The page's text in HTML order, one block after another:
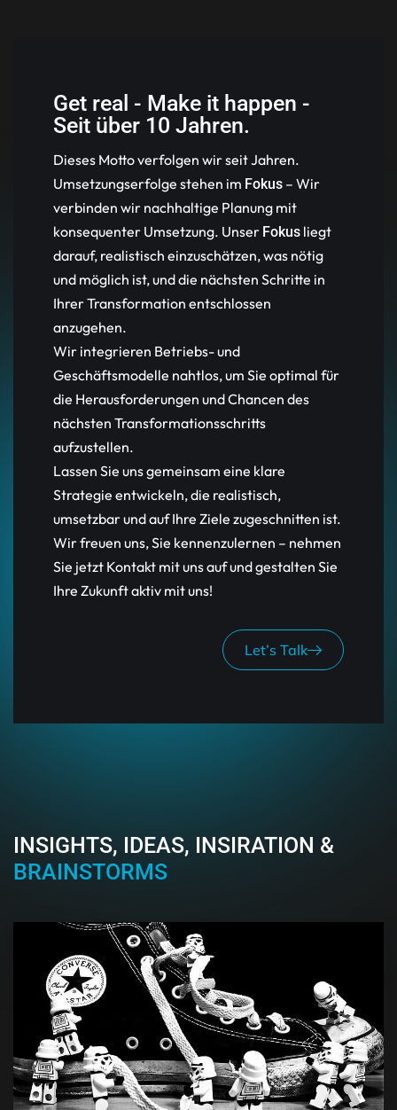
Get real - Make it happen -
Seit über 10 Jahren.
Dieses Motto verfolgen wir seit Jahren.
Umsetzungserfolge stehen im Fokus – Wir
verbinden wir nachhaltige Planung mit
konsequenter Umsetzung. Unser Fokus liegt
darauf, realistisch einzuschätzen, was nötig
und möglich ist, und die nächsten Schritte in
Ihrer Transformation entschlossen
anzugehen.
Wir integrieren Betriebs- und
Geschäftsmodelle nahtlos, um Sie optimal für
die Herausforderungen und Chancen des
nächsten Transformationsschritts
aufzustellen.
Lassen Sie uns gemeinsam eine klare
Strategie entwickeln, die realistisch,
umsetzbar und auf Ihre Ziele zugeschnitten ist.
Wir freuen uns, Sie kennenzulernen – nehmen
Sie jetzt Kontakt mit uns auf und gestalten Sie
Ihre Zukunft aktiv mit uns!
Let’s Talk
INSIGHTS, IDEAS, INSIRATION &
BRAINSTORMS